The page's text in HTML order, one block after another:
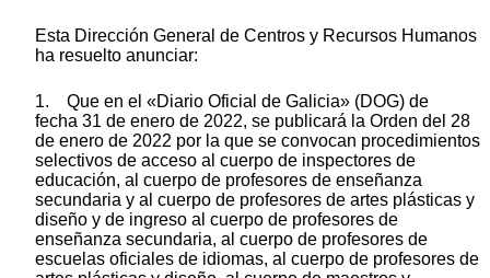
Esta Dirección General de Centros y Recursos Humanos
ha resuelto anunciar:
1. Que en el «Diario Oficial de Galicia» (DOG) de
fecha 31 de enero de 2022, se publicará la Orden del 28
de enero de 2022 por la que se convocan procedimientos
selectivos de acceso al cuerpo de inspectores de
educación, al cuerpo de profesores de enseñanza
secundaria y al cuerpo de profesores de artes plásticas y
diseño y de ingreso al cuerpo de profesores de
enseñanza secundaria, al cuerpo de profesores de
escuelas oficiales de idiomas, al cuerpo de profesores de